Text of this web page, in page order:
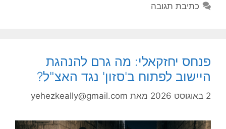
כתיבת תגובה
פנחס יחזקאלי: מה גרם להנהגת
היישוב לפתוח ב'סזון' נגד האצ"ל?
2 באוגוסט 2026 מאת yehezkeally@gmail.com